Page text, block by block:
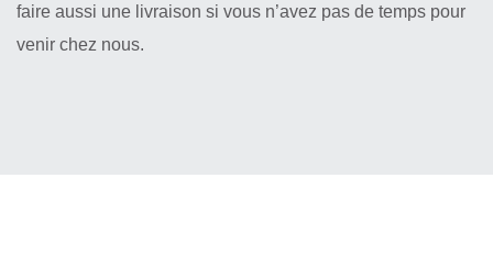
faire aussi une livraison si vous n’avez pas de temps pour
venir chez nous.